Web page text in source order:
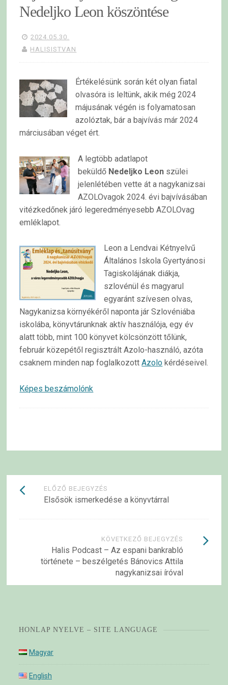
Nedeljko Leon köszöntése
2024.05.30.
HALISISTVAN
Értékelésünk során két olyan fiatal
olvasóra is leltünk, akik még 2024
májusának végén is folyamatosan
azolóztak, bár a bajvívás már 2024
márciusában véget ért.
A legtöbb adatlapot
beküldő Nedeljko Leon szülei
jelenlétében vette át a nagykanizsai
AZOLOvagok 2024. évi bajvívásában
vitézkedőnek járó legeredményesebb AZOLOvag
emléklapot.
Leon a Lendvai Kétnyelvű
Általános Iskola Gyertyánosi
Tagiskolájának diákja,
szlovénül és magyarul
egyaránt szívesen olvas,
Nagykanizsa környékéről naponta jár Szlovéniába
iskolába, könyvtárunknak aktív használója, egy év
alatt több, mint 100 könyvet kölcsönzött tőlünk,
február közepétől regisztrált Azolo-használó, azóta
csaknem minden nap foglalkozottAzolo kérdéseivel.
Képes beszámolónk
Bejegyzések
navigációja
ELŐZŐ BEJEGYZÉS
Elsősök ismerkedése a könyvtárral
KÖVETKEZŐ BEJEGYZÉS
Halis Podcast – Az espani bankrabló
története – beszélgetés Bánovics Attila
nagykanizsai íróval
HONLAP NYELVE – SITE LANGUAGE
Magyar
English